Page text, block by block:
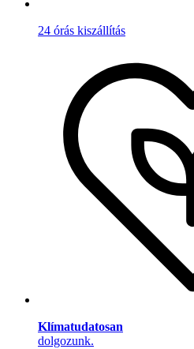
24 órás kiszállítás
Klímatudatosan
dolgozunk.